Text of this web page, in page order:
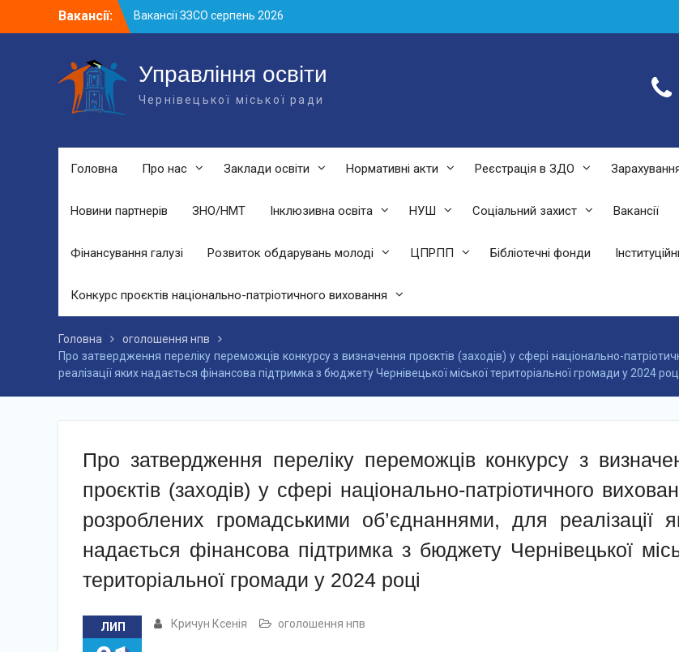
Вакансії:
Вакансії ЗЗСО серпень 2026
Вакансії ЗЗСО червень 2026
підрозділах ЗЗСО станом на 01.08.2026
р.Управління освіти
Чернівецької міської ради
Головна Про нас Заклади освіти Нормативні акти Реєстрація в ЗДО
Новини партнерів ЗНО/НМТ Інклюзивна освіта НУШ Соціальний захист Вакансії
Фінансування галузі Розвиток обдарувань молоді ЦПРПП Бібліотечні фонди
Конкурс проєктів національно-патріотичного виховання
Головна
оголошення нпв
Про затвердження переліку переможців конкурсу з визначення проєктів (заходів) у сфері національно-
реалізації яких надається фінансова підтримка з бюджету Чернівецької міської територіальної громади у 2024
Про затвердження переліку переможців конкурсу з
проєктів (заходів) у сфері національно-патріотичного
розроблених громадськими об’єднаннями, для реалізації
надається фінансова підтримка з бюджету Чернівецької
територіальної громади у 2024 році
ЛИП Кричун Ксенія оголошення нпв